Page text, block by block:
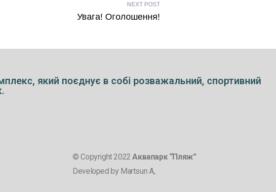
NEXT POST
Увага! Оголошення!
який поєднує в собі розважальний, спортивний
© Copyright 2022Аквапарк “Пляж”
Developed by Martsun A,.